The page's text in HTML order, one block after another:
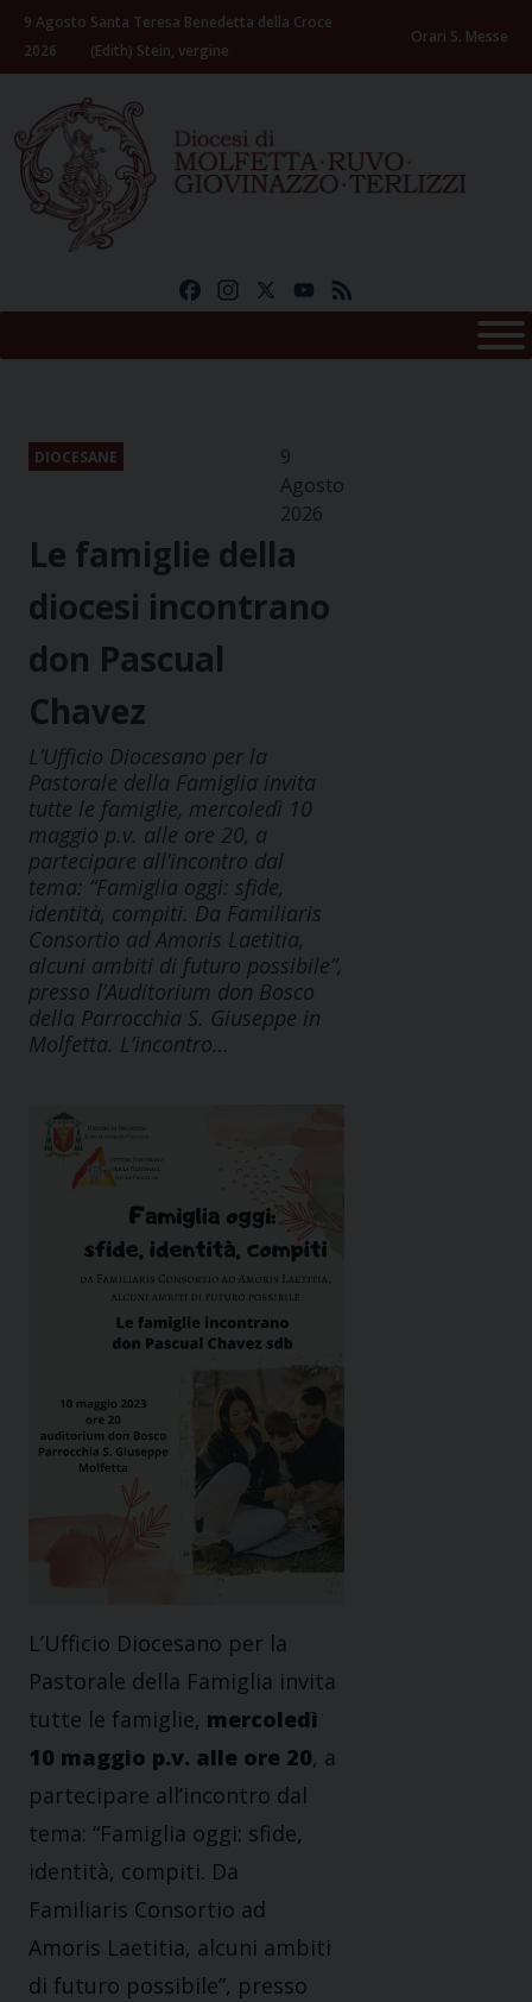
Skip
content
9 Agosto
2026
Santa Teresa Benedetta della Croce
(Edith) Stein, vergine
Orari S. Messe
FacebookInstagramYouTube
DIOCESANE
9
Agosto
2026
Le famiglie della
diocesi incontrano
don Pascual
Chavez
L’Ufficio Diocesano per la
Pastorale della Famiglia invita
tutte le famiglie, mercoledì 10
maggio p.v. alle ore 20, a
partecipare all’incontro dal
tema: “Famiglia oggi: sfide,
identità, compiti. Da Familiaris
Consortio ad Amoris Laetitia,
alcuni ambiti di futuro possibile”,
presso l’Auditorium don Bosco
della Parrocchia S. Giuseppe in
Molfetta. L’incontro…
L’Ufficio Diocesano per la
Pastorale della Famiglia invita
tutte le famiglie, mercoledì
10 maggio p.v. alle ore 20, a
partecipare all’incontro dal
tema: “Famiglia oggi: sfide,
identità, compiti. Da
Familiaris Consortio ad
Amoris Laetitia, alcuni ambiti
di futuro possibile”, presso